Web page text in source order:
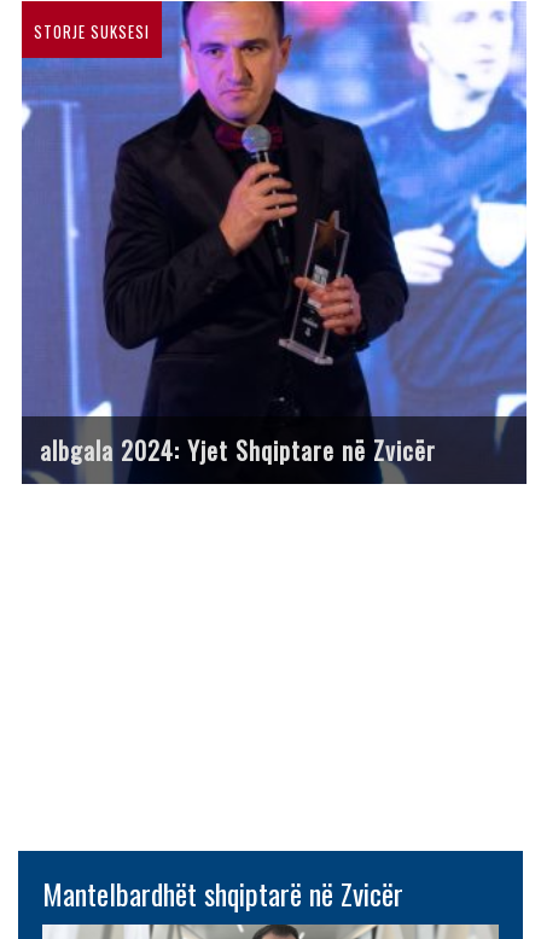
STORJE SUKSESI
albgala 2024: Yjet Shqiptare në Zvicër
Mantelbardhët shqiptarë në Zvicër